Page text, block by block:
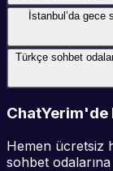
İstanbul’da gece
Türkçe sohbet
ChatYerim'de
Hemen ücretsiz
sohbet odalarına